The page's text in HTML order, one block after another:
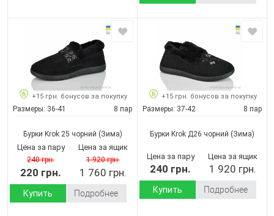
+15 грн. бонусов за покупку
Размеры: 36-41 8 пар
Бурки Krok 25 чорний (Зима)
Цена за пару
240 грн.
220 грн.
Цена за ящик
1 920 грн.
1 760 грн.
Купить Подробнее
+15 грн. бонусов за покупку
Размеры: 37-42 8 пар
Бурки Krok Д26 чорний (Зима)
Цена за пару
240 грн.
Цена за ящик
1 920 грн.
Купить Подробнее